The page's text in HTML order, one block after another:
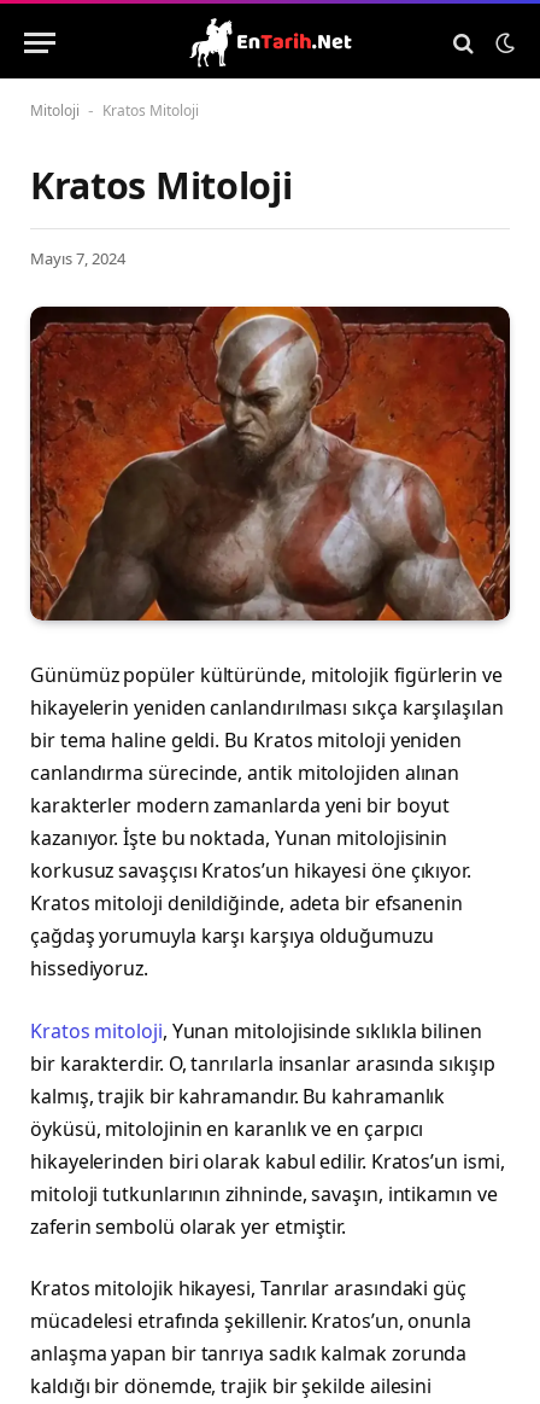
Mitoloji - Kratos Mitoloji
Kratos Mitoloji
Mayıs 7, 2024
Günümüz popüler kültüründe, mitolojik figürlerin ve
hikayelerin yeniden canlandırılması sıkça karşılaşılan
bir tema haline geldi. Bu Kratos mitoloji yeniden
canlandırma sürecinde, antik mitolojiden alınan
karakterler modern zamanlarda yeni bir boyut
kazanıyor. İşte bu noktada, Yunan mitolojisinin
korkusuz savaşçısı Kratos’un hikayesi öne çıkıyor.
Kratos mitoloji denildiğinde, adeta bir efsanenin
çağdaş yorumuyla karşı karşıya olduğumuzu
hissediyoruz.
Kratos mitoloji, Yunan mitolojisinde sıklıkla bilinen
bir karakterdir. O, tanrılarla insanlar arasında sıkışıp
kalmış, trajik bir kahramandır. Bu kahramanlık
öyküsü, mitolojinin en karanlık ve en çarpıcı
hikayelerinden biri olarak kabul edilir. Kratos’un ismi,
mitoloji tutkunlarının zihninde, savaşın, intikamın ve
zaferin sembolü olarak yer etmiştir.
Kratos mitolojik hikayesi, Tanrılar arasındaki güç
mücadelesi etrafında şekillenir. Kratos’un, onunla
anlaşma yapan bir tanrıya sadık kalmak zorunda
kaldığı bir dönemde, trajik bir şekilde ailesini